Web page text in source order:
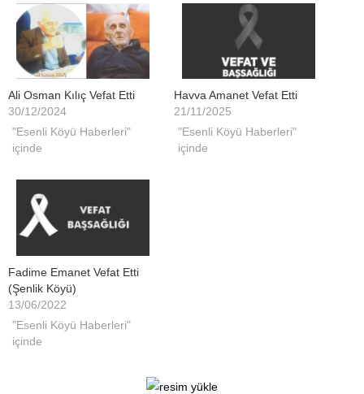
Ali Osman Kılıç Vefat Etti
30/12/2024
"Esenli Köyü Haberleri"
içinde
Havva Amanet Vefat Etti
21/11/2025
"Esenli Köyü Haberleri"
içinde
Fadime Emanet Vefat Etti
(Şenlik Köyü)
13/06/2022
"Esenli Köyü Haberleri"
içinde